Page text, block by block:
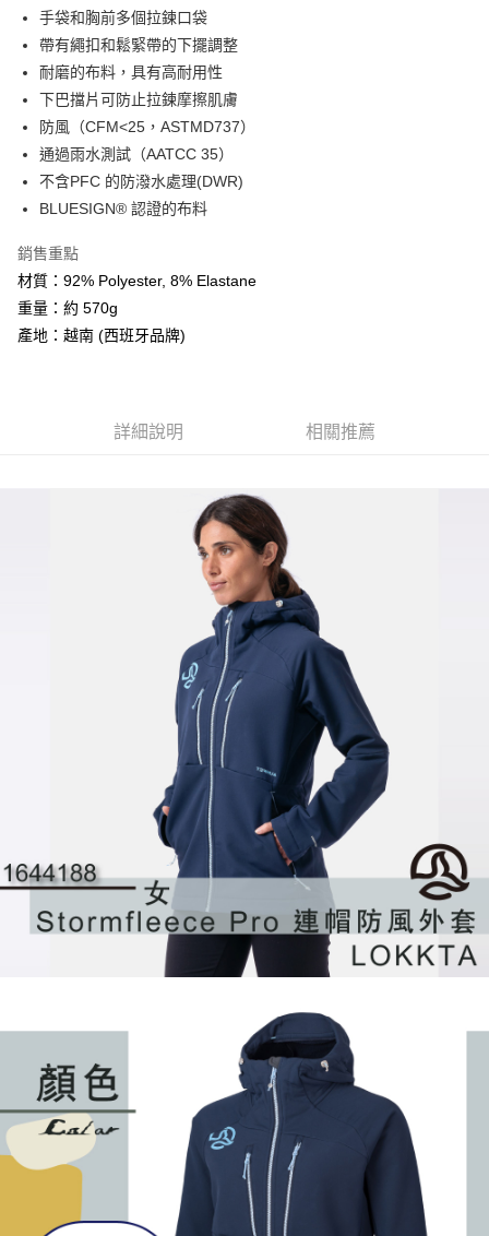
全盈+PAY
大哥付你分期
相關說明
【大哥付你分期使用說明】
1.本服務由台灣大哥大提供，台灣大哥大用戶可立即使用無須另外申請。
2.付款方式選擇「大哥付你分期」，訂單成立後會自動跳轉到大哥付的交易
流程，驗證手機門號後，選擇欲分期的期數、繳款截止日，確認付款後即完
3.實際核准額度、可分期數及費用金額請依後續交易確認頁面所載為準。
消。如遇「轉專審核」未通過狀況，表示未達大哥付你分期系統評分，恕無
法說明評估內容。
1.分期款項不併入電信帳單，「大哥付你分期」於每月結算日後寄送繳費提
醒簡訊。
1.本服務係由「台灣大哥大股份有限公司」（以下簡稱本公司）所提供，讓
2.基於同意付款使用「大哥付你分期」之契約關係目的，商店將以您的個人
資料（包含姓名、電話或地址）提供予台灣大哥大進項蒐集、處理及利用，
由本公司與您本人進行分期帳單所需資料之確認、核對及更正。
3.完整用戶服務條款，請詳閱以下連結：https://oppay.tw/userRule
AFTEE先享後付
相關說明
【關於「AFTEE先享後付」】
AFTEE先享後付是「在收到商品之後才付款」的支付方式。 讓您購物簡單
１．簡單：不需註冊會員、不需綁卡、不需儲值。
２．便利：只要手機號碼，簡訊認證，即可結帳。
３．安心：先確認商品／服務後，再付款。
１．於結帳方式選擇「AFTEE先享後付」後，將跳轉至「AFTEE先享後付」
ATM／網路銀行／等多元方式進行付款，方視為交易完成。
※ 請注意：結帳手續完成當下不需立刻繳費，但若您需要取消訂單，請聯絡
※ 交易是否成功請以「AFTEE先享後付 」之結帳頁面顯示為準，若有關於
是否繳費成功／繳費後需取消欲退款等相關疑問，請聯繫「AFTEE先享後付
https://netprotections.freshdesk.com/support/home
１．透過由恩沛科技股份有限公司提供之「AFTEE先享後付」服務完成之交
易，需依本服務之必要範圍內提供個人資料，並將交易相關給付款項請求債
權轉讓予恩沛科技股份有限公司。
２．關於個人資料處理事宜，請瀏覽以下網址：
https://aftee.tw/terms/#terms3
３．未成年的使用者請事先徵得法定代理人或監護人之同意方可使用
「AFTEE先享後付」，若未經同意申辦者引起之損失，本公司不負相關責
４．使用「AFTEE先享後付」時，將依據個別帳號之用戶狀況，依本公司即
時審查核予不同之上限額度；若仍有額度不足之情形，本公司將視審查結果
請求用戶進行身份認證。
５．嚴禁一人註冊多個帳號或使用他人資訊註冊。若發現惡意使用之情形，
恩沛科技股份有限公司將有權停止該用戶之使用額度並採取法律行動。
ATM付款
貨到付款
全家取貨付款
每筆NT$60，滿NT$799(含以上)免運費
每筆NT$100，滿NT$799(含以上)免運費
每筆NT$130，滿NT$3,000(含以上)免運費
手袋和胸前多個拉鍊口袋
帶有繩扣和鬆緊帶的下擺調整
耐磨的布料，具有高耐用性
下巴擋片可防止拉鍊摩擦肌膚
防風（CFM<25，ASTMD737）
通過雨水測試（AATCC 35）
不含PFC 的防潑水處理(DWR)
BLUESIGN® 認證的布料
銷售重點
材質：92% Polyester, 8% Elastane
重量：約 570g
產地：越南 (西班牙品牌)
詳細說明 相關推薦